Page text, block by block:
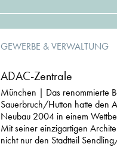
GEWERBE & VERWALTUNG
ADAC-Zentrale
München | Das renommierte
Sauerbruch/Hutton hatte den
Neubau 2004 in einem
Mit seiner einzigartigen
nicht nur den Stadtteil